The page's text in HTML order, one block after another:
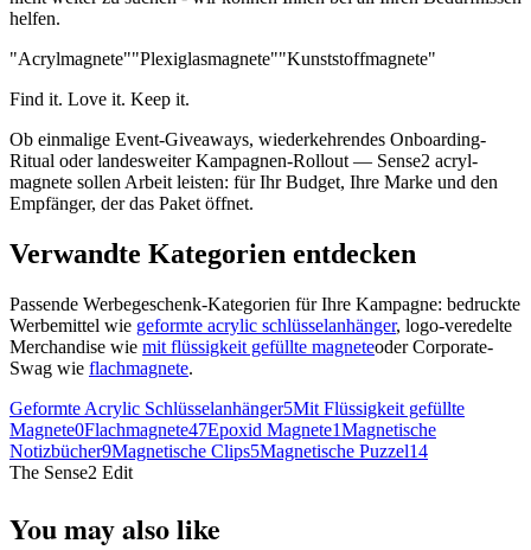
helfen.
"Acrylmagnete""Plexiglasmagnete""Kunststoffmagnete"
Find it. Love it. Keep it.
Ob einmalige Event-Giveaways, wiederkehrendes Onboarding-
Ritual oder landesweiter Kampagnen-Rollout — Sense2 acryl-
magnete sollen Arbeit leisten: für Ihr Budget, Ihre Marke und den
Empfänger, der das Paket öffnet.
Verwandte Kategorien entdecken
Passende Werbegeschenk-Kategorien für Ihre Kampagne: bedruckte
Werbemittel wie geformte acrylic schlüsselanhänger, logo-veredelte
Merchandise wie mit flüssigkeit gefüllte magneteoder Corporate-
Swag wie flachmagnete.
Geformte Acrylic Schlüsselanhänger5Mit Flüssigkeit gefüllte
Magnete0Flachmagnete47Epoxid Magnete1Magnetische
Notizbücher9Magnetische Clips5Magnetische Puzzel14
The Sense2 Edit
You may also like